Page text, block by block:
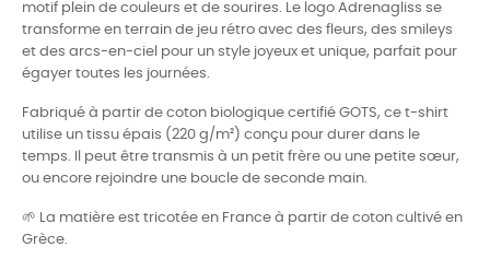
motif plein de couleurs et de sourires. Le logo Adrenagliss se
transforme en terrain de jeu rétro avec des fleurs, des smileys
et des arcs-en-ciel pour un style joyeux et unique, parfait pour
égayer toutes les journées.
Fabriqué à partir de coton biologique certifié GOTS, ce t-shirt
utilise un tissu épais (220 g/m²) conçu pour durer dans le
temps. Il peut être transmis à un petit frère ou une petite sœur,
ou encore rejoindre une boucle de seconde main.
🌱 La matière est tricotée en France à partir de coton cultivé en
Grèce.